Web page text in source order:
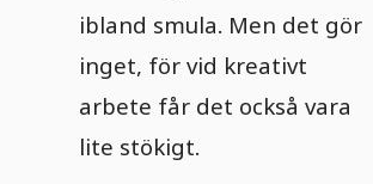
ibland smula. Men det gör
inget, för vid kreativt
arbete får det också vara
lite stökigt.